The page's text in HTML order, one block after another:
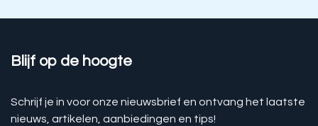
Blijf op de hoogte
Schrijf je in voor onze nieuwsbrief en ontvang het laatste
nieuws, artikelen, aanbiedingen en tips!